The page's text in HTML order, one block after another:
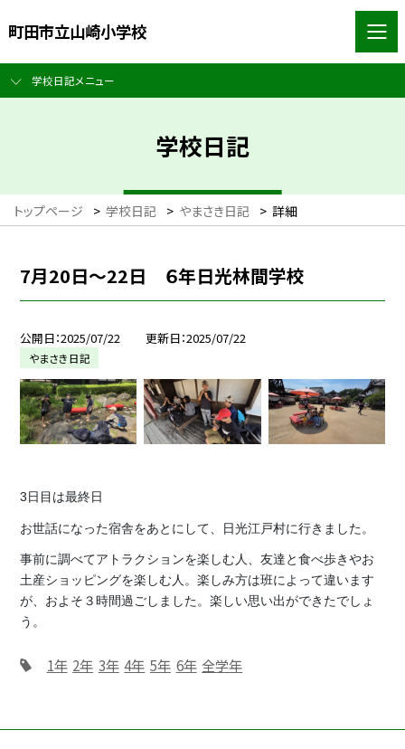
町田市立山崎小学校
学校日記メニュー
学校日記
トップページ > 学校日記 > やまさき日記 > 詳細
7月20日〜22日 ６年日光林間学校
公開日 2025/07/22 更新日 2025/07/22
やまさき日記
3日目は最終日
お世話になった宿舎をあとにして、日光江戸村に行きました。
事前に調べてアトラクションを楽しむ人、友達と食べ歩きやお
土産ショッピングを楽しむ人。楽しみ方は班によって違います
が、およそ３時間過ごしました。楽しい思い出ができたでしょ
う。
1年 2年 3年 4年 5年 6年 全学年